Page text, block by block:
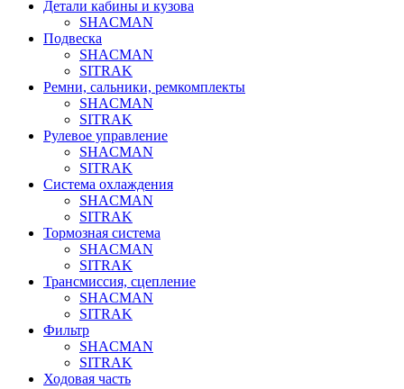
Детали кабины и кузова
SHACMAN
Подвеска
SHACMAN
SITRAK
Ремни, сальники, ремкомплекты
SHACMAN
SITRAK
Рулевое управление
SHACMAN
SITRAK
Система охлаждения
SHACMAN
SITRAK
Тормозная система
SHACMAN
SITRAK
Трансмиссия, сцепление
SHACMAN
SITRAK
Фильтр
SHACMAN
SITRAK
Ходовая часть